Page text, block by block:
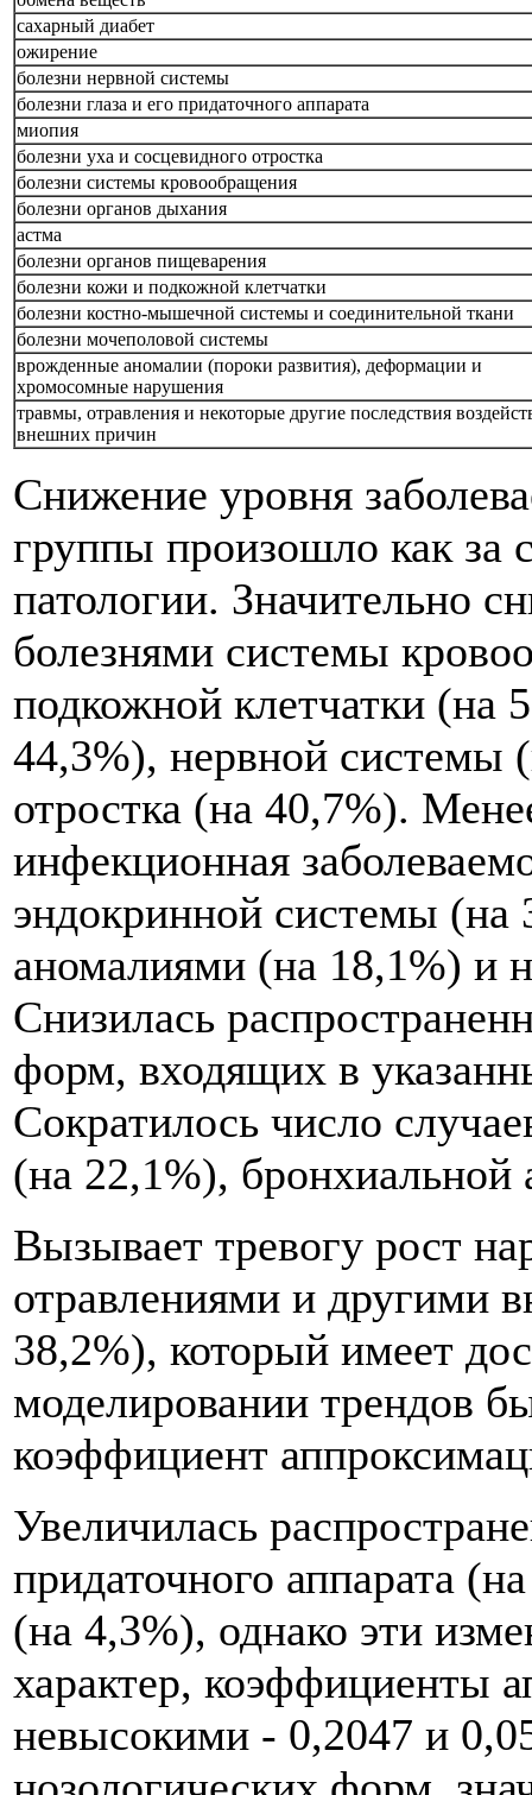
сахарный диабет
ожирение
болезни нервной системы
болезни глаза и его придаточного аппарата
миопия
болезни уха и сосцевидного отростка
болезни системы кровообращения
болезни органов дыхания
астма
болезни органов пищеварения
болезни кожи и подкожной клетчатки
болезни костно-мышечной системы и соединительной ткани
болезни мочеполовой системы
врожденные аномалии (пороки развития), деформации и
хромосомные нарушения
травмы, отравления и некоторые другие последствия
внешних причин
Снижение уровня
группы произошло как за
патологии. Значительно
болезнями системы
подкожной клетчатки (на
44,3%), нервной системы
отростка (на 40,7%).
инфекционная
эндокринной системы
аномалиями (на 18,1%) и
Снизилась
форм, входящих в
Сократилось число
(на 22,1%),
Вызывает тревогу рост
отравлениями и другими
38,2%), который имеет
моделировании трендов
коэффициент
Увеличилась
придаточного аппарата
(на 4,3%), однако эти
характер, коэффициенты
невысокими - 0,2047 и